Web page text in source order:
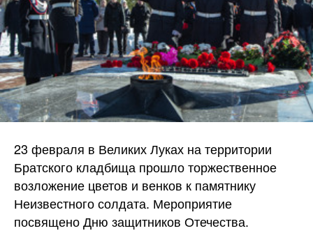
23 февраля в Великих Луках на территории
Братского кладбища прошло торжественное
возложение цветов и венков к памятнику
Неизвестного солдата. Мероприятие
посвящено Дню защитников Отечества.